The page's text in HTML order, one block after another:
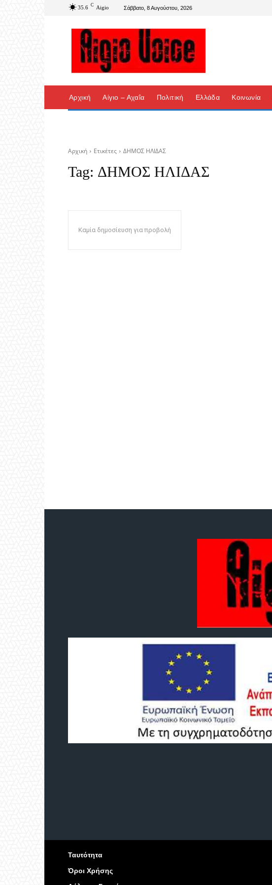
35.6 C Aigio Σάββατο, 8 Αυγούστου, 2026
Αρχική Αίγιο – Αχαΐα Πολιτική Ελλάδα Κοινωνία
Αρχική Ετικέτες ΔΗΜΟΣ ΗΛΙΔΑΣ
Tag: ΔΗΜΟΣ ΗΛΙΔΑΣ
Καμία δημοσίευση για προβολή
Ταυτότητα
Όροι Χρήσης